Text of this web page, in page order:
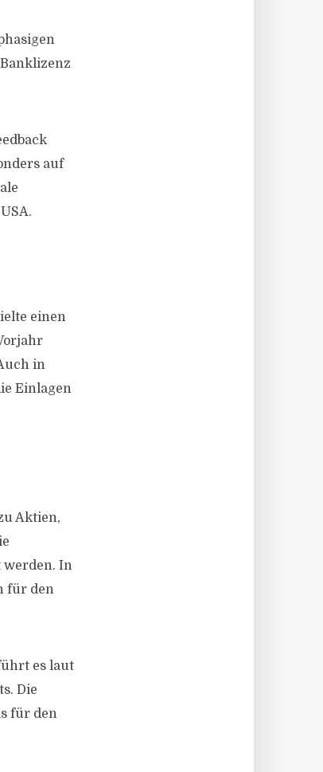
auf
einen
in
Einlagen
Aktien,
werden. In
für den
es laut
Die
für den